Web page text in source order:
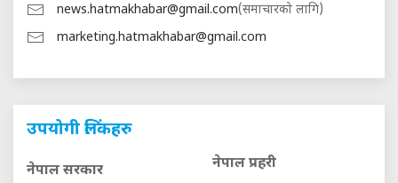
news.hatmakhabar@gmail.com(समाचारको लागि)
marketing.hatmakhabar@gmail.com
उपयोगी लिंकहरु
नेपाल सरकार
नेपाल प्रहरी